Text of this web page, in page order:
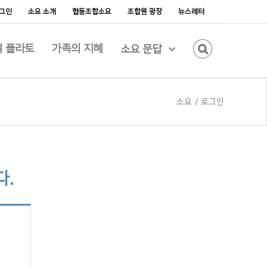
인 소요 소개 협동조합소요 조합원 광장 뉴스레터
플라토 가족의 지혜 소요 문답
소요 / 로그인
.